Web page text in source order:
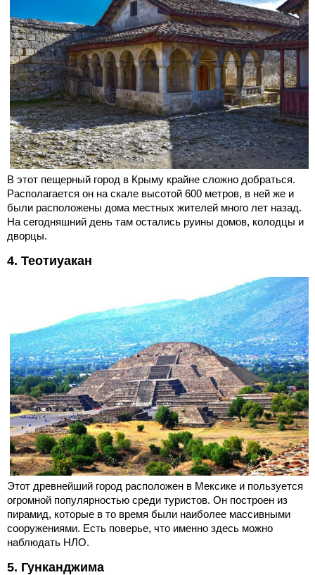
В этот пещерный город в Крыму крайне сложно добраться.
Располагается он на скале высотой 600 метров, в ней же и
были расположены дома местных жителей много лет назад.
На сегодняшний день там остались руины домов, колодцы и
дворцы.
4. Теотиуакан
Этот древнейший город расположен в Мексике и пользуется
огромной популярностью среди туристов. Он построен из
пирамид, которые в то время были наиболее массивными
сооружениями. Есть поверье, что именно здесь можно
наблюдать НЛО.
5. Гунканджима